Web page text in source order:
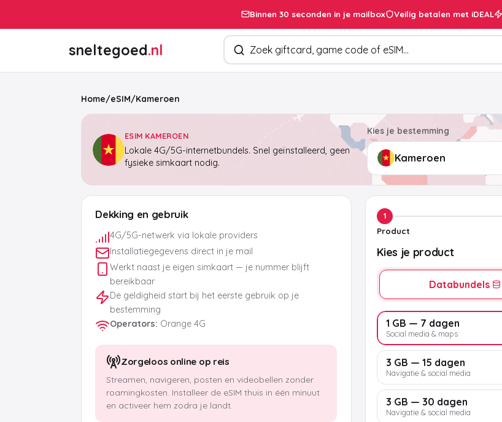
Binnen 30 seconden in je mailbox Veilig betalen met iDEAL
sneltegoed.nl Zoek producten
Home/eSIM/Kameroen
ESIM KAMEROEN
Lokale 4G/5G-internetbundels. Snel geïnstalleerd, geen
fysieke simkaart nodig.
Kies je bestemming
Dekking en gebruik
4G/5G-netwerk via lokale providers
Installatiegegevens direct in je mail
Werkt naast je eigen simkaart — je nummer blijft
bereikbaar
De geldigheid start bij het eerste gebruik op je
bestemming
Operators: Orange 4G
Zorgeloos online op reis
Streamen, navigeren, posten en videobellen zonder
roamingkosten. Installeer de eSIM thuis in één minuut
en activeer hem zodra je landt.
1
Product
Kies je product
Databundels
1 GB — 7 dagen
Social media & maps
3 GB — 15 dagen
Navigatie & social media
3 GB — 30 dagen
Navigatie & social media